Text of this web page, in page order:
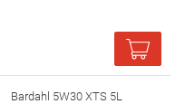
Bardahl 5W30 XTS 5L